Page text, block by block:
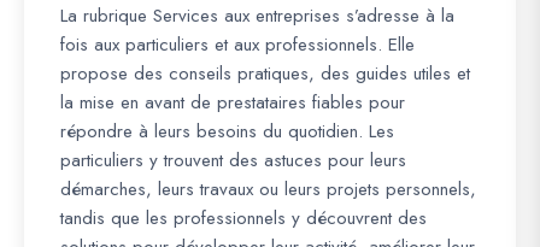
La rubrique Services aux entreprises s’adresse à la
fois aux particuliers et aux professionnels. Elle
propose des conseils pratiques, des guides utiles et
la mise en avant de prestataires fiables pour
répondre à leurs besoins du quotidien. Les
particuliers y trouvent des astuces pour leurs
démarches, leurs travaux ou leurs projets personnels,
tandis que les professionnels y découvrent des